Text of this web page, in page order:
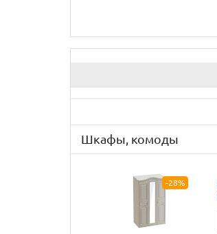
Шкафы, комоды
-28%